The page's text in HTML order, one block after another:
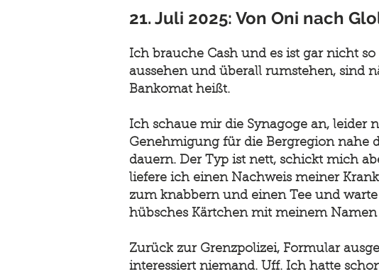
21. Juli 2025: Von Oni nach
Ich brauche Cash und es ist gar nicht
aussehen und überall rumstehen, sind
Bankomat heißt.
Ich schaue mir die Synagoge an, leider
Genehmigung für die Bergregion nahe
dauern. Der Typ ist nett, schickt mich
liefere ich einen Nachweis meiner
zum knabbern und einen Tee und
hübsches Kärtchen mit meinem
Zurück zur Grenzpolizei, Formular
interessiert niemand. Uff. Ich hatte